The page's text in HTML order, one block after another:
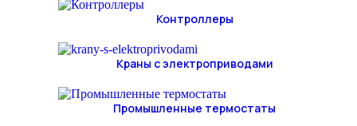
Контроллеры
Краны с электроприводами
Промышленные термостаты